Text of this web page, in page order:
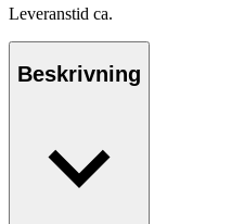
Leveranstid ca.
Beskrivning